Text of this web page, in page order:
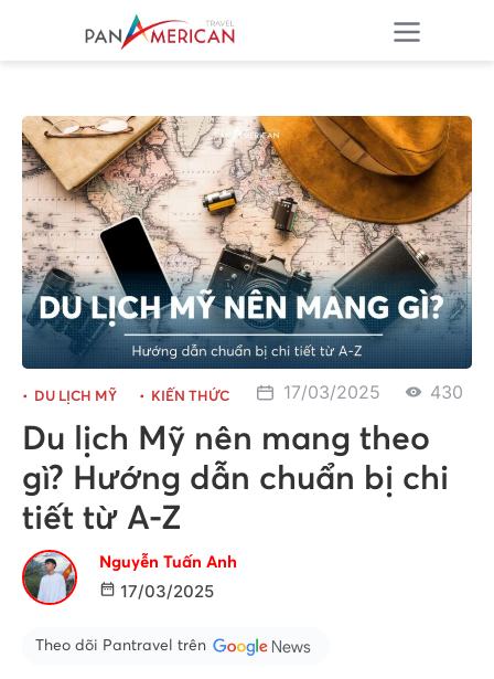
DU LỊCH MỸ KIẾN THỨC 17/03/2025 430
Du lịch Mỹ nên mang theo
gì? Hướng dẫn chuẩn bị chi
tiết từ A-Z
Nguyễn Tuấn Anh
17/03/2025
Theo dõi Pantravel trên